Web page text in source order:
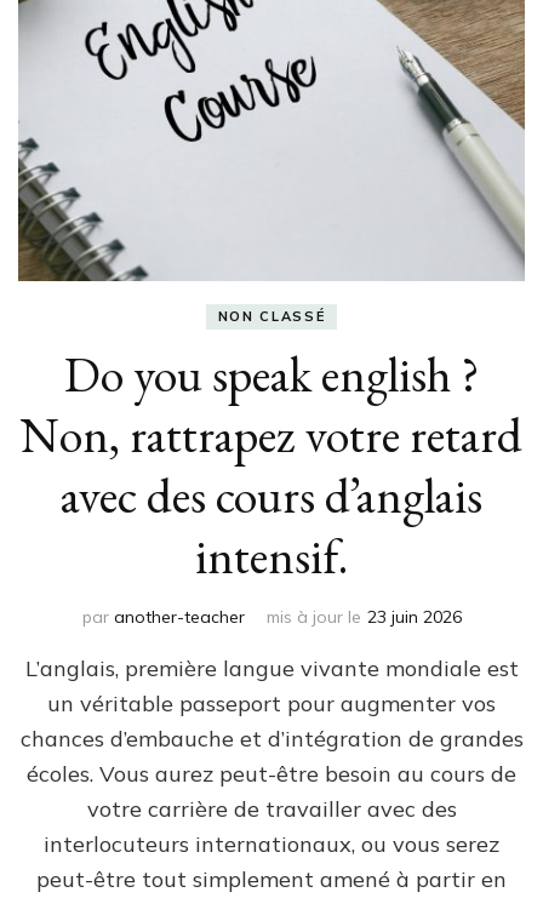
NON CLASSÉ
Do you speak english ?
Non, rattrapez votre retard
avec des cours d’anglais
intensif.
par another-teacher mis à jour le 23 juin 2026
L’anglais, première langue vivante mondiale est
un véritable passeport pour augmenter vos
chances d’embauche et d’intégration de grandes
écoles. Vous aurez peut-être besoin au cours de
votre carrière de travailler avec des
interlocuteurs internationaux, ou vous serez
peut-être tout simplement amené à partir en